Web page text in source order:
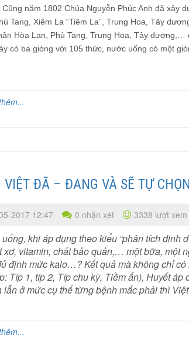
Cũng năm 1802 Chúa Nguyễn Phúc Anh đã xây
Tang, Xiêm La “Tiêm La”, Trung Hoa, Tây
Hòa Lan, Phù Tang, Trung Hoa, Tây dương,…
có ba giòng với 105 thức, nước uống có một
VIỆT ĐÃ – ĐANG VÀ SẼ TỰ
2017 12:47 0 nhận xét 3338 lượt xem
uống, khi áp dụng theo kiểu “phân tích dinh
xơ, vitamin, chất bảo quản,… một bữa, một
định mức kalo…? Kết quả mà không chỉ
Típ 1, típ 2, Típ chu kỳ, Tiềm ẩn), Huyết
lẫn ở mức cụ thể từng bệnh mắc phải thì